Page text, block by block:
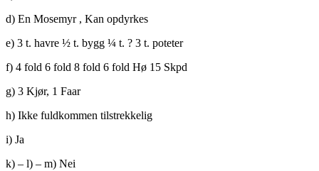
d) En Mosemyr , Kan opdyrkes
e) 3 t. havre ½ t. bygg ¼ t. ? 3 t. poteter
f) 4 fold 6 fold 8 fold 6 fold Hø 15 Skpd
g) 3 Kjør, 1 Faar
h) Ikke fuldkommen tilstrekkelig
i) Ja
k) – l) – m) Nei